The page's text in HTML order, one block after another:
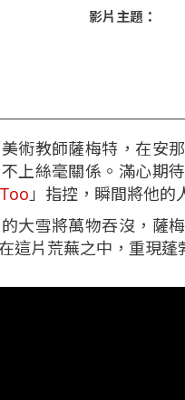
影片主題：
術教師薩梅特，在安
不上絲毫關係。滿心期
」指控，瞬間將他的
大雪將萬物吞沒，薩
這片荒蕪之中，重現蓬